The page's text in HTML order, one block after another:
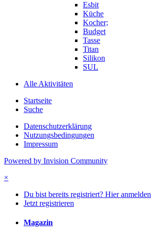
Esbit
Küche
Kocher;
Budget
Tasse
Titan
Silikon
SUL
Alle Aktivitäten
Startseite
Suche
Datenschutzerklärung
Nutzungsbedingungen
Impressum
Powered by Invision Community
×
Du bist bereits registriert? Hier anmelden
Jetzt registrieren
Magazin